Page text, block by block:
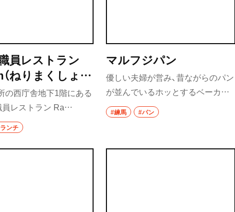
員レストラン
ねりまくしょく
とらん らでぃ
の西庁舎地下1階にある
員レストラン Ra
レストラン”だが、一般
できる。定食は定番の
ほか、日替わりが2種
ンチ
マルフジパン
優しい夫婦が営み、昔ながらのパン
が並んでいるホッとするベーカリ
ー。どのパンもボリュームがあっ
て安いが、中でもおすすめはレーズ
すぐ売れてしまうので、見つけたら
#練馬 #パン